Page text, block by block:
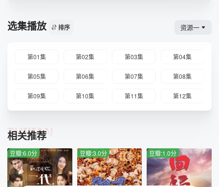
选集播放 排序 资源一
第01集 第02集 第03集 第04集
第05集 第06集 第07集 第08集
第09集 第10集 第11集 第12集
相关推荐
TUIJIAN
豆瓣:6.0分 豆瓣:3.0分 豆瓣:1.0分